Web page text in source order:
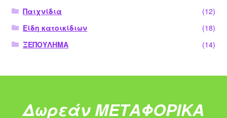
Παιχνίδια
(12)
Είδη κατοικίδιων
(18)
ΞΕΠΟΥΛΗΜΑ
(14)
Δωρεάν ΜΕΤΑΦΟΡΙΚΑ